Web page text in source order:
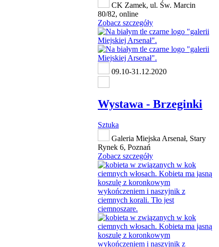
CK Zamek, ul. Św. Marcin
80/82, online
Zobacz szczegóły
09.10-31.12.2020
Wystawa - Brzeginki
Sztuka
Galeria Miejska Arsenał, Stary
Rynek 6, Poznań
Zobacz szczegóły